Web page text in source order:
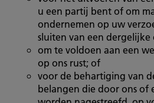
u een partij bent of om
ondernemen op uw
sluiten van een dergelijke
om te voldoen aan een
op ons rust; of
voor de behartiging van
belangen die door ons of